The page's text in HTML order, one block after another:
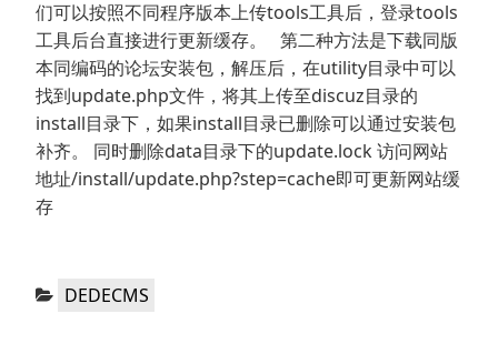
们可以按照不同程序版本上传tools工具后，登录tools
工具后台直接进行更新缓存。 第二种方法是下载同版
本同编码的论坛安装包，解压后，在utility目录中可以
找到update.php文件，将其上传至discuz目录的
install目录下，如果install目录已删除可以通过安装包
补齐。 同时删除data目录下的update.lock 访问网站
地址/install/update.php?step=cache即可更新网站缓
存
分
DEDECMS